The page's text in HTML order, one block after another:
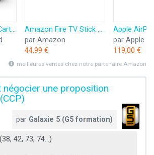
HP 305, Pack de 2 Cartouches d’Encre Originales, 6ZD17AE, Noir, Cyan, Jaune, Magenta
Amazon Fire TV Stick HD (Nouvelle génération) | TV gratuite et en direct, télécommande vocale Alexa, contrôle de la maison connectée, streaming HD
par Amazon
44,99 €
par Apple
119,00 €
meilleures ventes chez notre partenaire Amazon
négocier une proposition
par Galaxie 5 (G5 formation)
(38, 42, 73, 74...)